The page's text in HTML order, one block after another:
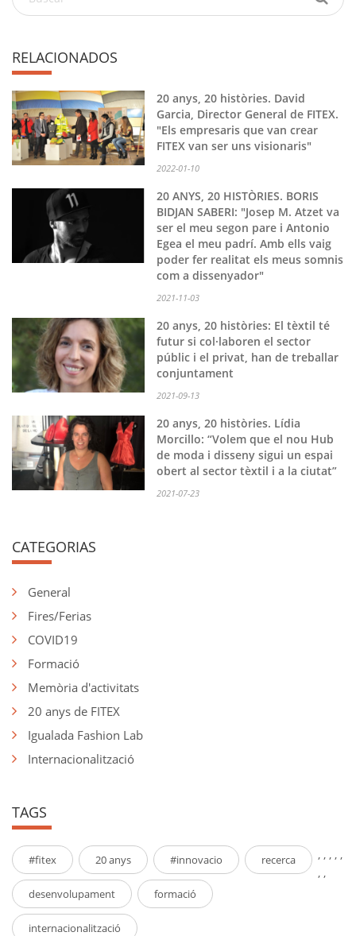
RELACIONADOS
20 anys, 20 històries. David
Garcia, Director General de FITEX.
"Els empresaris que van crear
FITEX van ser uns visionaris"
2022-01-10
20 ANYS, 20 HISTÒRIES. BORIS
BIDJAN SABERI: "Josep M. Atzet va
ser el meu segon pare i Antonio
Egea el meu padrí. Amb ells vaig
poder fer realitat els meus somnis
com a dissenyador"
2021-11-03
20 anys, 20 històries: El tèxtil té
futur si col·laboren el sector
públic i el privat, han de treballar
conjuntament
2021-09-13
20 anys, 20 històries. Lídia
Morcillo: “Volem que el nou Hub
de moda i disseny sigui un espai
obert al sector tèxtil i a la ciutat”
2021-07-23
CATEGORIAS
General
Fires/Ferias
COVID19
Formació
Memòria d'activitats
20 anys de FITEX
Igualada Fashion Lab
Internacionalització
TAGS
#fitex ,
20 anys ,
#innovacio ,
recerca ,
desenvolupament
,
formació
,
internacionalització
,